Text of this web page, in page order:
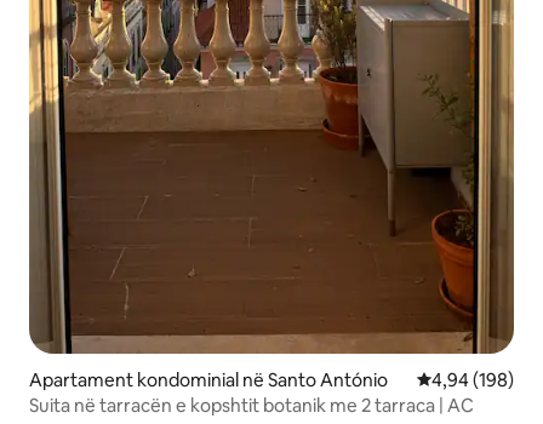
Apartament kondominial në Santo António Vlerësimi
4,94 (198)
Suita në tarracën e kopshtit botanik me 2 tarraca | AC